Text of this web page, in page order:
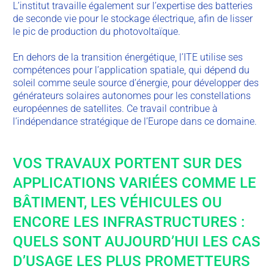
L’institut travaille également sur l’expertise des batteries
de seconde vie pour le stockage électrique, afin de lisser
le pic de production du photovoltaïque.
En dehors de la transition énergétique, l’ITE utilise ses
compétences pour l’application spatiale, qui dépend du
soleil comme seule source d’énergie, pour développer des
générateurs solaires autonomes pour les constellations
européennes de satellites. Ce travail contribue à
l’indépendance stratégique de l’Europe dans ce domaine.
VOS TRAVAUX PORTENT SUR DES
APPLICATIONS VARIÉES COMME LE
BÂTIMENT, LES VÉHICULES OU
ENCORE LES INFRASTRUCTURES :
QUELS SONT AUJOURD’HUI LES CAS
D’USAGE LES PLUS PROMETTEURS